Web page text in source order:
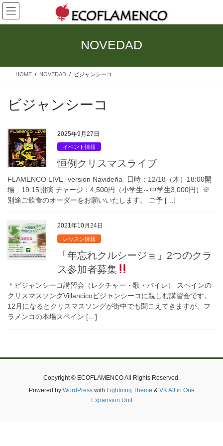
コ
ン
テ
ス
ナ
ビ
ゲ
ン
NOVEDAD
HOME NOVEDAD ビジャンシーコ
ビジャンシーコ
2025年9月27日
イベント情報
恒例クリスマスライブ
FLAMENCO LIVE -version Navideña- 日時：12/18（木）18:00開
場 19:15開演 チャージ：4,500円（小学生～中学生3,000円）※
別途ご飲食のオーダーをお願いいたします。 ご予 […]
2021年10月24日
レッスン情報
「年忘れクルシージョ」2つのクラ
ス参加者募集
＊ビジャンシーコ講習会（レクチャー・歌・バイレ） スペインの
クリスマスソングVillancicoビジャンシーコに親しむ講習会です。
12月になるとクリスマスソングが街中でも聞こえてきますが、フ
ラメンコの本場スペイン […]
Copyright © ECOFLAMENCO All Rights Reserved.
Powered by WordPresswith Lightning Theme & VK All in One
Expansion Unit